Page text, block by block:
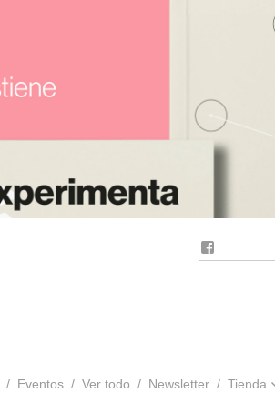
Eventos Ver todo Newsletter Tienda